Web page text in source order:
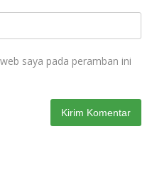
saya pada peramban ini